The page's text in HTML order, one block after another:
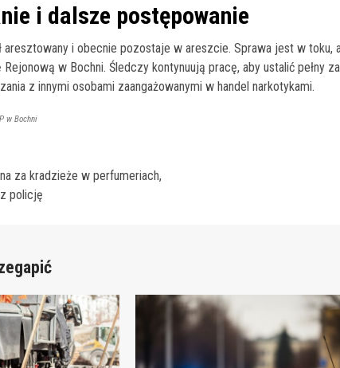
i dalsze postępowanie
aresztowany i obecnie pozostaje w areszcie. Sprawa jest w toku,
w Bochni. Śledczy kontynuują pracę, aby ustalić pełny
z innymi osobami zaangażowanymi w handel narkotykami.
w Bochni
za kradzieże w perfumeriach,
policję